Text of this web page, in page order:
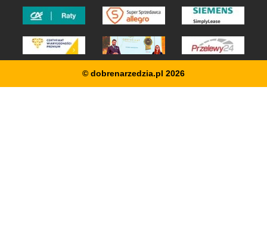
© dobrenarzedzia.pl 2026